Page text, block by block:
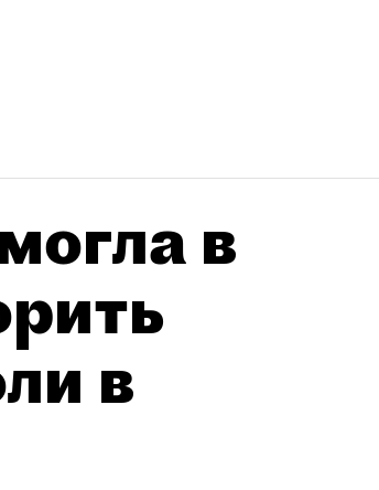
в
в